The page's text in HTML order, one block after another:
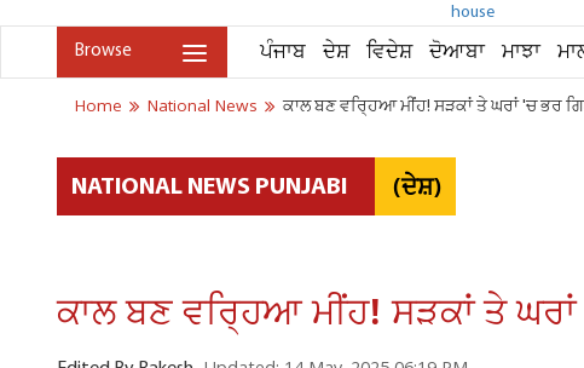
Browse ਪੰਜਾਬ ਦੇਸ਼ ਵਿਦੇਸ਼ ਦੋਆਬਾ ਮਾਝਾ
Home National News ਕਾਲ ਬਣ ਵਰ੍ਹਿਆ ਮੀਂਹ! ਸੜਕਾਂ ਤੇ ਘਰਾਂ 'ਚ ਭਰ
NATIONAL NEWS PUNJABI (ਦੇਸ਼)
ਕਾਲ ਬਣ ਵਰ੍ਹਿਆ ਮੀਂਹ! ਸੜਕਾਂ ਤੇ